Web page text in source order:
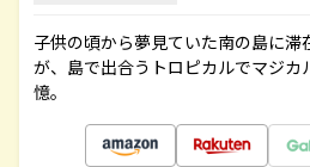
子供の頃から夢見ていた南の島に
が、島で出合うトロピカルでマジカ
憶。